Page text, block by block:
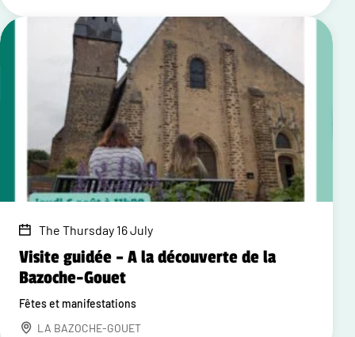
The Thursday 16 July
Visite guidée – A la découverte de la
Bazoche-Gouet
Fêtes et manifestations
LA BAZOCHE-GOUET